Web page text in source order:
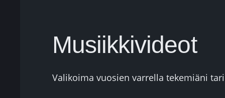
Musiikkivideot
Valikoima vuosien varrella tekemiäni